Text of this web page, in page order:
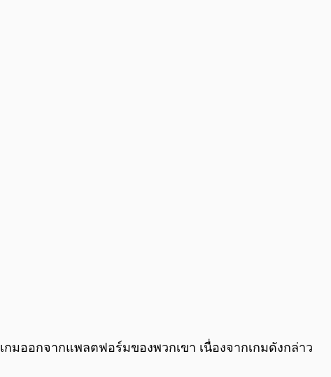
0:00
กมออกจากแพลตฟอร์มของพวกเขา เนื่องจากเกมดังกล่าว